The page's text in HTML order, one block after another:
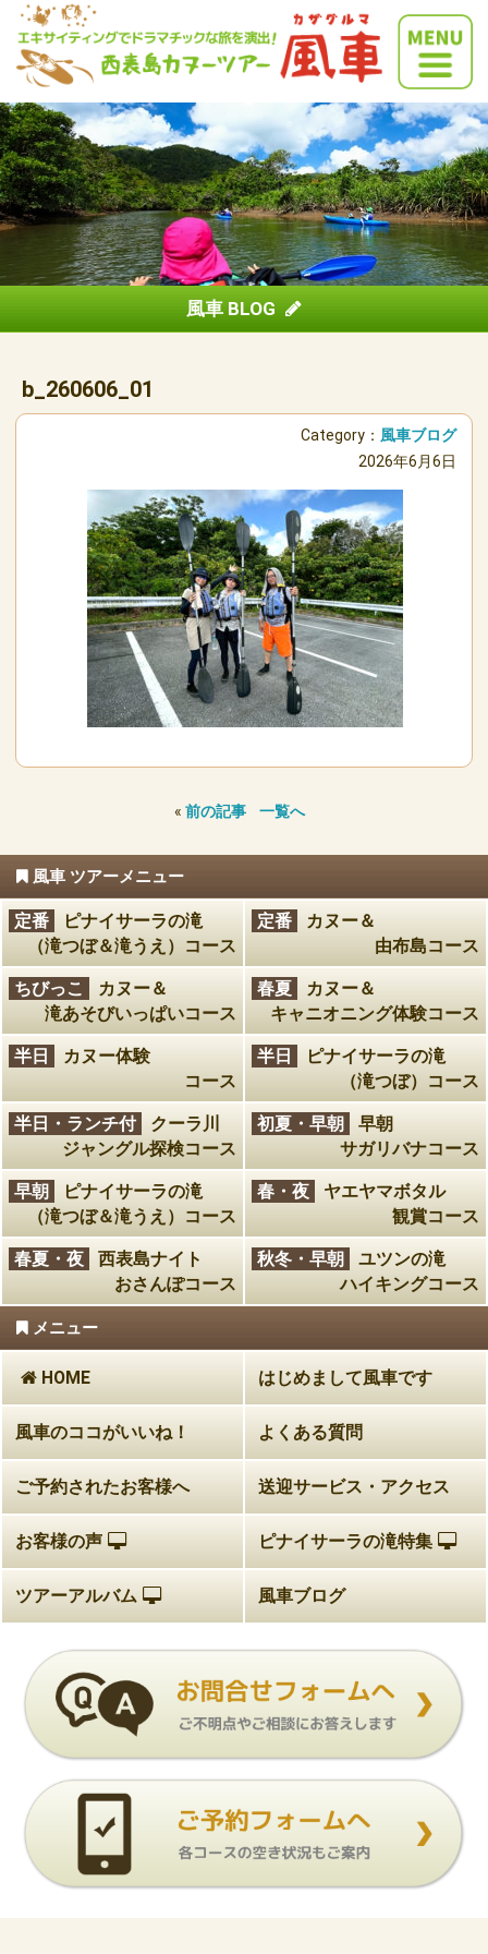
風車 BLOG
b_260606_01
Category： 風車ブログ
2026年6月6日
« 前の記事 一覧へ
風車 ツアーメニュー
定番
ピナイサーラの滝
（滝つぼ＆滝うえ）コース
定番
カヌー＆
由布島コース
ちびっこ
カヌー＆
滝あそびいっぱいコース
春夏
カヌー＆
キャニオニング体験コース
半日
カヌー体験
コース
半日
ピナイサーラの滝
（滝つぼ）コース
半日・ランチ付
クーラ川
ジャングル探検コース
初夏・早朝
早朝
サガリバナコース
早朝
ピナイサーラの滝
（滝つぼ＆滝うえ）コース
春・夜
ヤエヤマボタル
観賞コース
春夏・夜
西表島ナイト
おさんぽコース
秋冬・早朝
ユツンの滝
ハイキングコース
メニュー
HOME はじめまして風車です
風車のココがいいね！ よくある質問
ご予約されたお客様へ 送迎サービス・アクセス
お客様の声 ピナイサーラの滝特集
ツアーアルバム 風車ブログ